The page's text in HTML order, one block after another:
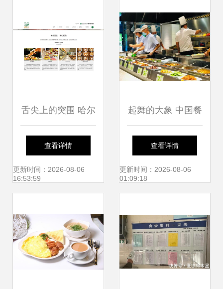
舌尖上的突围 哈尔
滨茁茁餐饮的管理
之道
查看详情
更新时间：2026-08-06
16:53:59
起舞的大象 中国餐
饮正加速进入万店
时代，管理挑战何
查看详情
更新时间：2026-08-06
01:09:18